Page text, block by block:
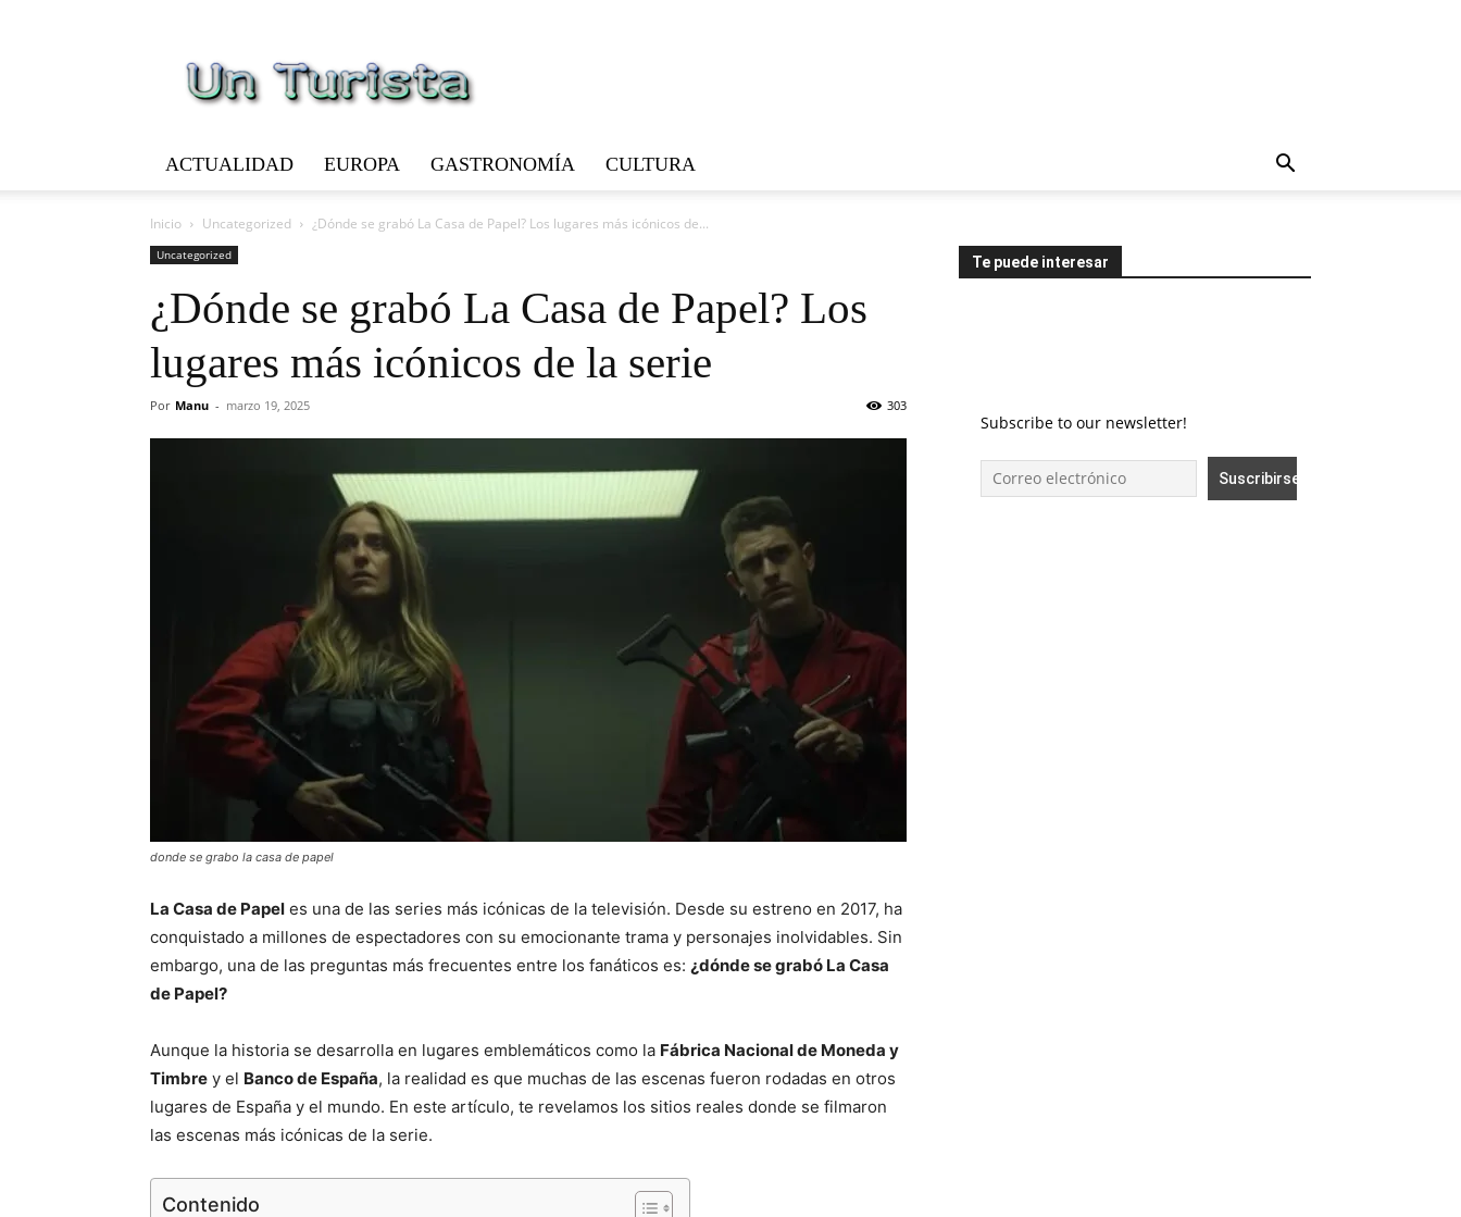
Turista
ACTUALIDAD EUROPA GASTRONOMÍA CULTURA
Inicio Uncategorized ¿Dónde se grabó La Casa de Papel? Los lugares más icónicos de...
Uncategorized
¿Dónde se grabó La Casa de Papel? Los
lugares más icónicos de la serie
Por Manu - marzo 19, 2025 303
donde se grabo la casa de papel
La Casa de Papel es una de las series más icónicas de la televisión. Desde su estreno en 2017, ha
conquistado a millones de espectadores con su emocionante trama y personajes inolvidables. Sin
embargo, una de las preguntas más frecuentes entre los fanáticos es: ¿dónde se grabó La Casa
de Papel?
Aunque la historia se desarrolla en lugares emblemáticos como la Fábrica Nacional de Moneda y
Timbre y el Banco de España, la realidad es que muchas de las escenas fueron rodadas en otros
lugares de España y el mundo. En este artículo, te revelamos los sitios reales donde se filmaron
las escenas más icónicas de la serie.
Contenido
Te puede interesar
Subscribe to our newsletter!